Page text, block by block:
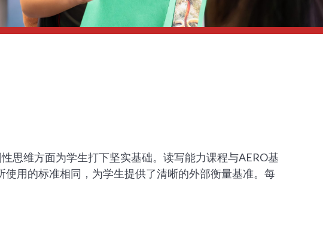
思维方面为学生打下坚实基础。读写能力课程与AERO基
用的标准相同，为学生提供了清晰的外部衡量基准。每